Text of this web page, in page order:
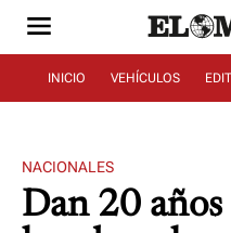
INICIO VEHÍCULOS
NACIONALES
Dan 20 años